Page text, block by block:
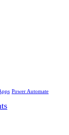
Power Automate